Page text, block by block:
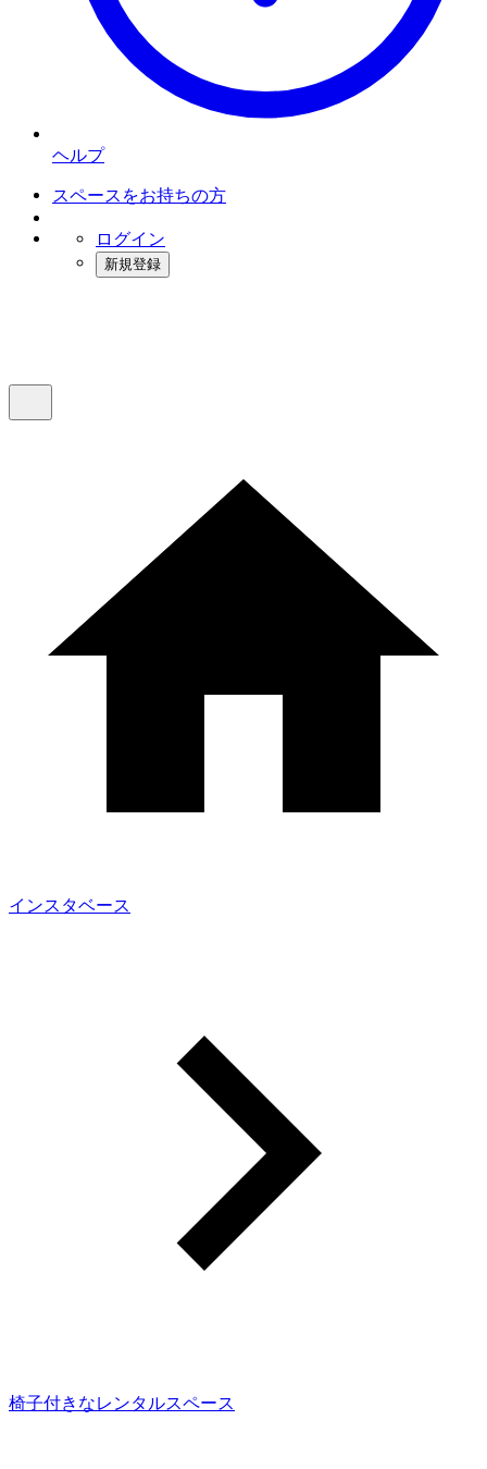
ヘルプ
スペースをお持ちの方
ログイン
新規登録
インスタベース
椅子付きなレンタルスペース